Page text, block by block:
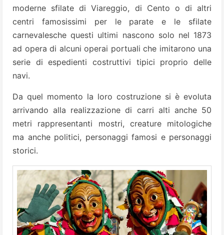
moderne sfilate di Viareggio, di Cento o di altri
centri famosissimi per le parate e le sfilate
carnevalesche questi ultimi nascono solo nel 1873
ad opera di alcuni operai portuali che imitarono una
serie di espedienti costruttivi tipici proprio delle
navi.
Da quel momento la loro costruzione si è evoluta
arrivando alla realizzazione di carri alti anche 50
metri rappresentanti mostri, creature mitologiche
ma anche politici, personaggi famosi e personaggi
storici.